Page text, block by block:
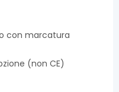
con marcatura
(non CE)